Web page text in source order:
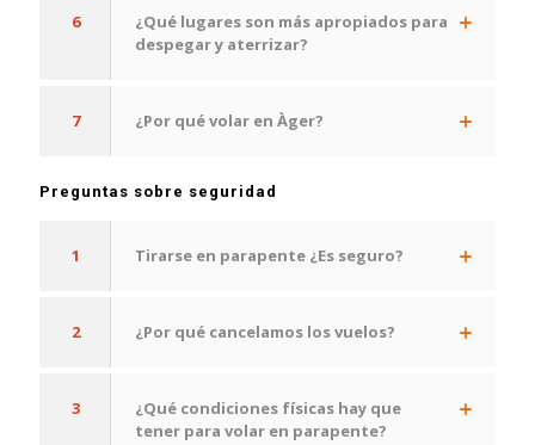
6
¿Qué lugares son más apropiados para
despegar y aterrizar?
7 ¿Por qué volar en Àger?
Preguntas sobre seguridad
1 Tirarse en parapente ¿Es seguro?
2 ¿Por qué cancelamos los vuelos?
3
¿Qué condiciones físicas hay que
tener para volar en parapente?